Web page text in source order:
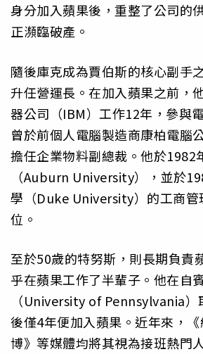
身分加入蘋果後，重整了公司的
正瀕臨破產。
隨後庫克成為賈伯斯的核心副手
升任營運長。在加入蘋果之前，
器公司（IBM）工作12年，參與
曾於前個人電腦製造商康柏電腦
擔任企業物料副總裁。他於1982
（Auburn University），並於
學（Duke University）的工商管
位。
至於50歲的特努斯，則長期負責
乎在蘋果工作了半輩子。他在自
（University of Pennsylvania）
後僅4年便加入蘋果。近年來，
博》等媒體均將其視為接班熱門